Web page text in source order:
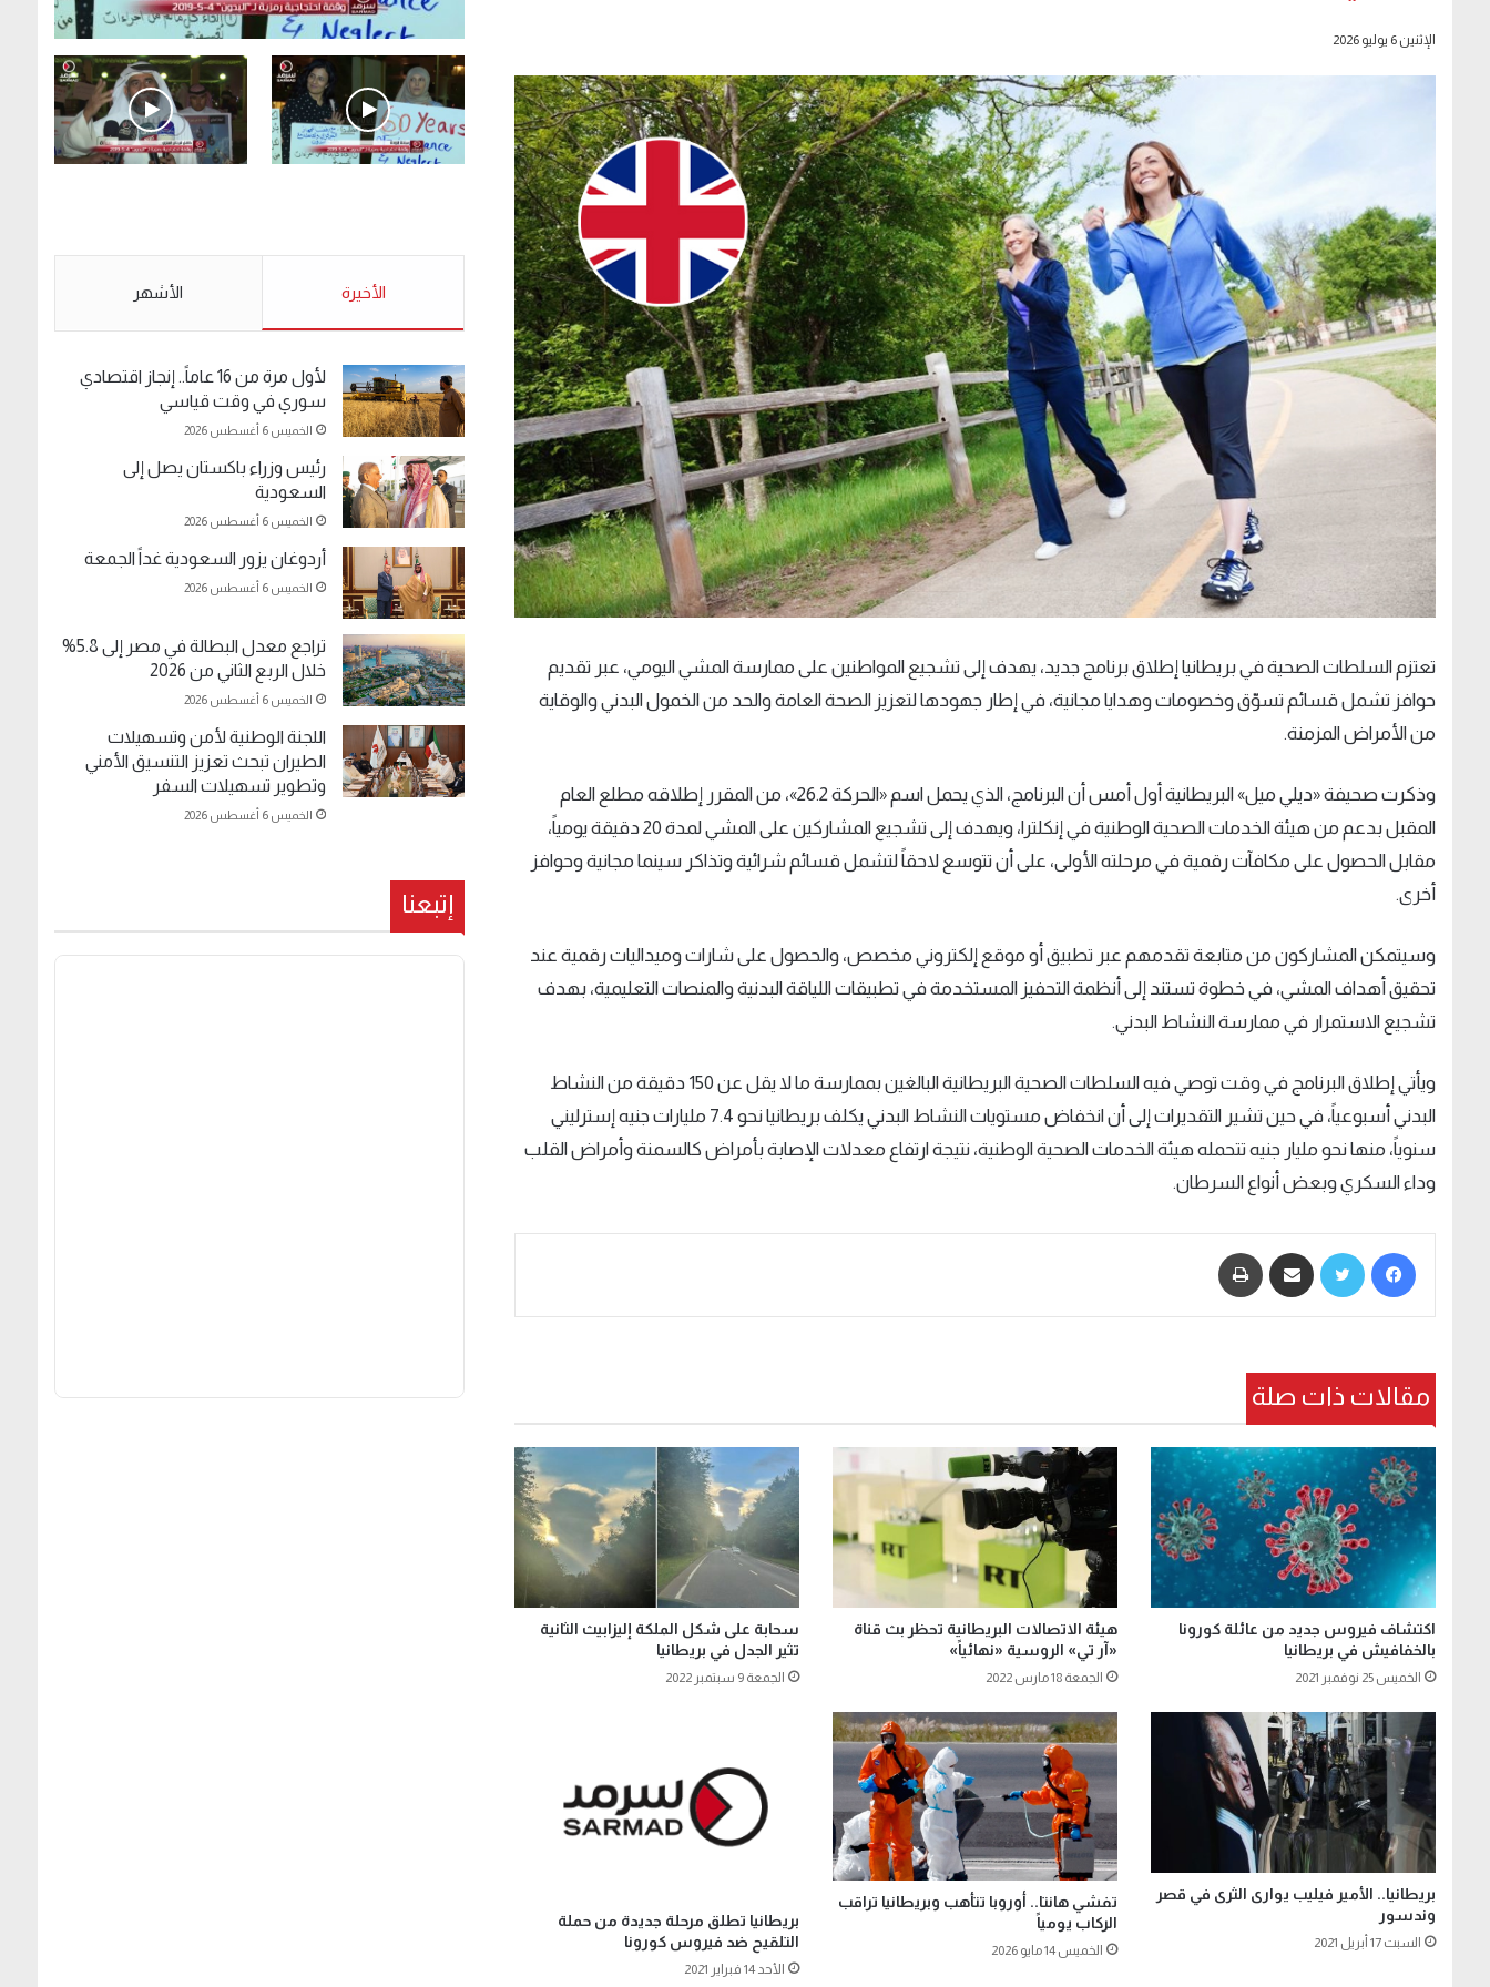
الإثنين 6 يوليو 2026
تعتزم السلطات الصحية في بريطانيا إطلاق برنامج جديد، يهدف إلى تشجيع المواطنين على ممارسة المشي اليومي، عبر تقديم
حوافز تشمل قسائم تسوّق وخصومات وهدايا مجانية، في إطار جهودها لتعزيز الصحة العامة والحد من الخمول البدني والوقاية
من الأمراض المزمنة.
وذكرت صحيفة «ديلي ميل» البريطانية أول أمس أن البرنامج، الذي يحمل اسم «الحركة 26.2»، من المقرر إطلاقه مطلع العام
المقبل بدعم من هيئة الخدمات الصحية الوطنية في إنكلترا، ويهدف إلى تشجيع المشاركين على المشي لمدة 20 دقيقة يومياً،
مقابل الحصول على مكافآت رقمية في مرحلته الأولى، على أن تتوسع لاحقاً لتشمل قسائم شرائية وتذاكر سينما مجانية وحوافز
أخرى.
وسيتمكن المشاركون من متابعة تقدمهم عبر تطبيق أو موقع إلكتروني مخصص، والحصول على شارات وميداليات رقمية عند
تحقيق أهداف المشي، في خطوة تستند إلى أنظمة التحفيز المستخدمة في تطبيقات اللياقة البدنية والمنصات التعليمية، بهدف
تشجيع الاستمرار في ممارسة النشاط البدني.
ويأتي إطلاق البرنامج في وقت توصي فيه السلطات الصحية البريطانية البالغين بممارسة ما لا يقل عن 150 دقيقة من النشاط
البدني أسبوعياً، في حين تشير التقديرات إلى أن انخفاض مستويات النشاط البدني يكلف بريطانيا نحو 7.4 مليارات جنيه إسترليني
سنوياً، منها نحو مليار جنيه تتحمله هيئة الخدمات الصحية الوطنية، نتيجة ارتفاع معدلات الإصابة بأمراض كالسمنة وأمراض القلب
وداء السكري وبعض أنواع السرطان.
مقالات ذات صلة
اكتشاف فيروس جديد من عائلة كورونا
بالخفافيش في بريطانيا
الخميس 25 نوفمبر 2021
هيئة الاتصالات البريطانية تحظر بث قناة
«آر تي» الروسية «نهائياً»
الجمعة 18 مارس 2022
سحابة على شكل الملكة إليزابيث الثانية
تثير الجدل في بريطانيا
الجمعة 9 سبتمبر 2022
بريطانيا.. الأمير فيليب يوارى الثرى في قصر
وندسور
السبت 17 أبريل 2021
تفشي هانتا.. أوروبا تتأهب وبريطانيا تراقب
الركاب يومياً
الخميس 14 مايو 2026
بريطانيا تطلق مرحلة جديدة من حملة
التلقيح ضد فيروس كورونا
الأحد 14 فبراير 2021
.وقفة احتجاجية رمزية لـ”#البدون” في ساحة الإرادة
الأحد 5 مايو 2019
مخدرات يعني ولا خمر؟!.
الأخيرة الأشهر
لأول مرة من 16 عاماً.. إنجاز اقتصادي
سوري في وقت قياسي
الخميس 6 أغسطس 2026
رئيس وزراء باكستان يصل إلى
السعودية
الخميس 6 أغسطس 2026
أردوغان يزور السعودية غداً الجمعة
الخميس 6 أغسطس 2026
تراجع معدل البطالة في مصر إلى 5.8%
خلال الربع الثاني من 2026
الخميس 6 أغسطس 2026
اللجنة الوطنية لأمن وتسهيلات
الطيران تبحث تعزيز التنسيق الأمني
وتطوير تسهيلات السفر
الخميس 6 أغسطس 2026
إتبعنا